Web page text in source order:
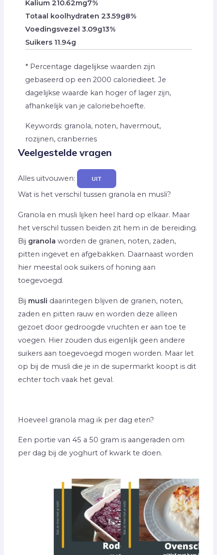
Kalium 210.62mg7%
Totaal koolhydraten 23.59g8%
Voedingsvezel 3.09g13%
Suikers 11.94g
* Percentage dagelijkse waarden zijn
gebaseerd op een 2000 caloriedieet. Je
dagelijkse waarde kan hoger of lager zijn,
afhankelijk van je caloriebehoefte.
Keywords: granola, noten, havermout,
rozijnen, cranberries
Veelgestelde vragen
Alles uitvouwen: UIT
Wat is het verschil tussen granola en musli?
Granola en musli lijken heel hard op elkaar. Maar
het verschil tussen beiden zit hem in de bereiding.
Bij granola worden de granen, noten, zaden,
pitten ingevet en afgebakken. Daarnaast worden
hier meestal ook suikers of honing aan
toegevoegd.
Bij musli daarintegen blijven de granen, noten,
zaden en pitten rauw en worden deze alleen
gezoet door gedroogde vruchten er aan toe te
voegen. Hier zouden dus eigenlijk geen andere
suikers aan toegevoegd mogen worden. Maar let
op bij de musli die je in de supermarkt koopt is dit
echter toch vaak het geval.
Hoeveel granola mag ik per dag eten?
Een portie van 45 a 50 gram is aangeraden om
per dag bij de yoghurt of kwark te doen.